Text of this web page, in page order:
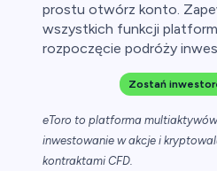
prostu otwórz konto.
wszystkich funkcji
rozpoczęcie podróży
Zostań
eToro to platforma
inwestowanie w akcje i
kontraktami CFD.